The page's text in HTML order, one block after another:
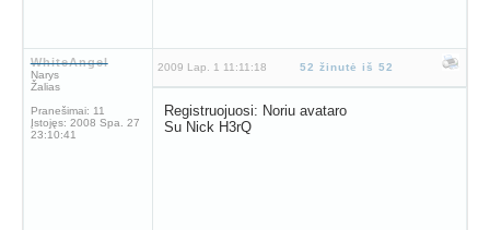
WhiteAngel
Narys
Žalias
Pranešimai: 11
Įstojęs: 2008 Spa. 27
23:10:41
2009 Lap. 1 11:11:18 52 žinutė iš 52
Registruojuosi: Noriu avataro
Su Nick H3rQ